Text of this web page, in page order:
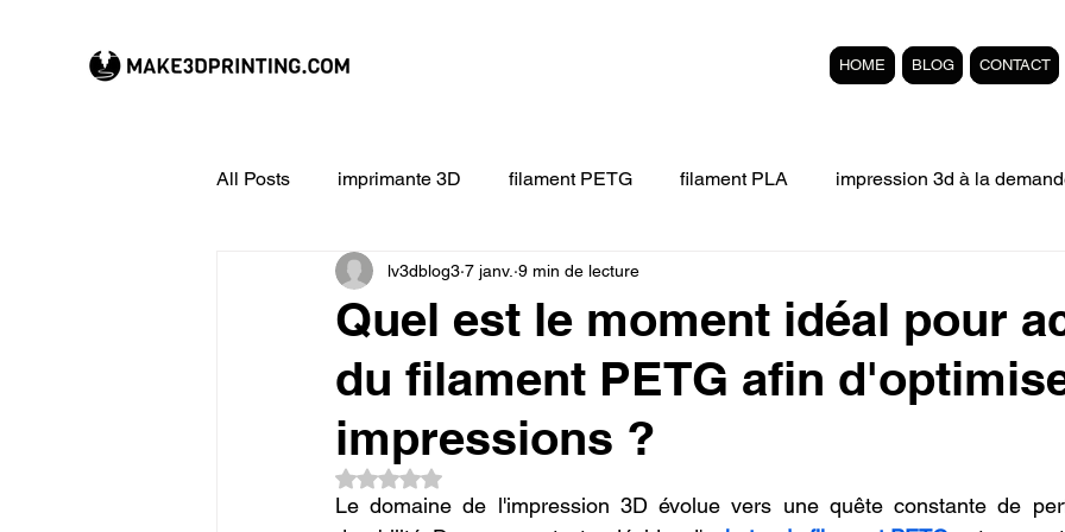
HOME BLOG CONTACT
All Posts imprimante 3D filament PETG filament PLA impression 3d à la
CREALITY imprimante 3D Filament 3D FLEXIBLE
Filament 3D Formation à l'impression 3D. Formation éligible au CPF Impressio
impression 3D en ligne
Quel est le moment idéal pour
du filament PETG afin
impressions ?
lv3dblog3 7 janv. 9 min de lecture
Noté NaN étoiles sur 5.
Le domaine de l'impression 3D évolue vers une quête constante de